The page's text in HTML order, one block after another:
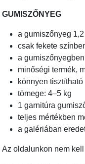
GUMISZŐNYEG
a gumiszőnyeg
csak fekete
a
minőségi termék,
könnyen tisztítható
tömege: 4–5 kg
1 garnitúra
teljes mértékben
a galériában
Az oldalunkon nem